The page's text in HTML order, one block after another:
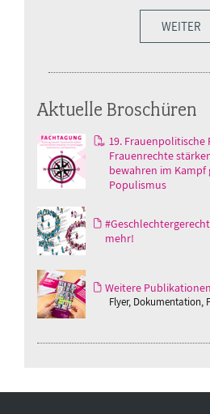
WEITER
Aktuelle Broschüren
19. Frauenpolitische
Frauenrechte
bewahren im Kampf
Populismus
mehr!
Weitere Publikationen
Flyer, Dokumentation,